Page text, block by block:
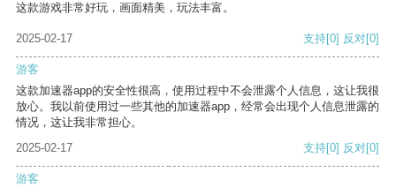
这款游戏非常好玩，画面精美，玩法丰富。
2025-02-17 支持[0] 反对[0]
游客
这款加速器app的安全性很高，使用过程中不会泄露个人信息，这让我很
放心。我以前使用过一些其他的加速器app，经常会出现个人信息泄露的
情况，这让我非常担心。
2025-02-17
支持[0] 反对[0]
游客